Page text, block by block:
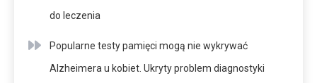
do leczenia
Popularne testy pamięci mogą nie wykrywać
Alzheimera u kobiet. Ukryty problem diagnostyki